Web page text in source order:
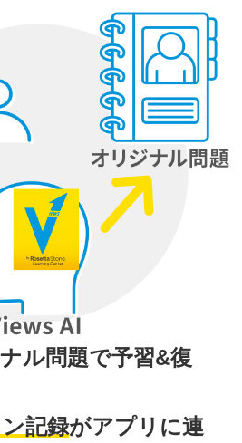
ル問題で予習&復
記録がアプリに連